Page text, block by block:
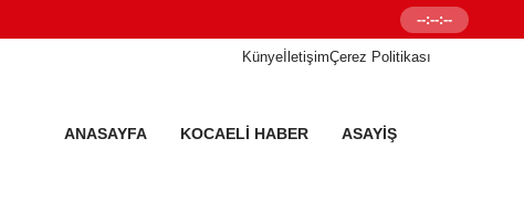
Senetleal.com
--:--:--
KünyeİletişimÇerez Politikası
ANASAYFA KOCAELI HABER ASAYIŞ